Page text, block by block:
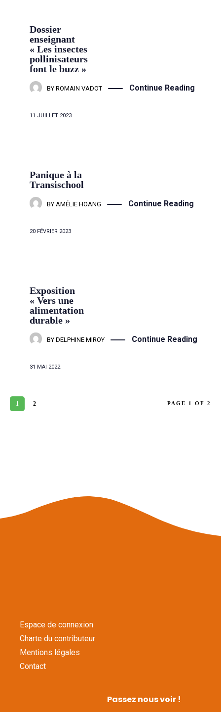
Dossier
enseignant
« Les insectes
pollinisateurs
font le buzz »
BY ROMAIN VADOT Continue Reading
11 JUILLET 2023
Panique à la
Transischool
BY AMÉLIE HOANG Continue Reading
20 FÉVRIER 2023
Exposition
« Vers une
alimentation
durable »
BY DELPHINE MIROY Continue Reading
31 MAI 2022
1 2 PAGE 1 OF 2
Espace de connexion
Charte du contributeur
Mentions légales
Contact
Passez nous voir !